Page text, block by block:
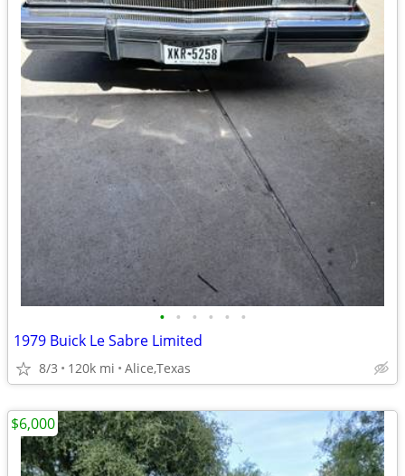
• • • • • •
1979 Buick Le Sabre Limited
8/3 120k mi Alice,Texas
$6,000